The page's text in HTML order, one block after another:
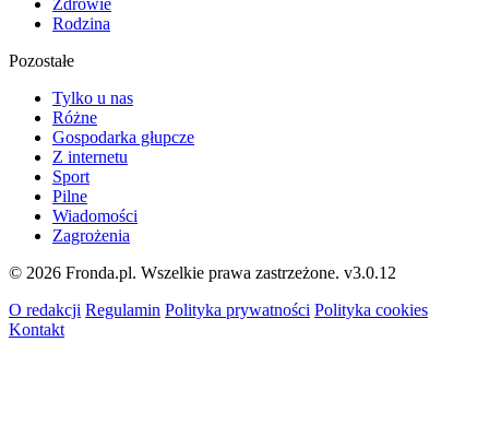
Rodzina
Pozostałe
Tylko u nas
Różne
Gospodarka głupcze
Z internetu
Sport
Pilne
Wiadomości
Zagrożenia
© 2026 Fronda.pl. Wszelkie prawa zastrzeżone. v3.0.12
O redakcji Regulamin Polityka prywatności Polityka cookies
Kontakt